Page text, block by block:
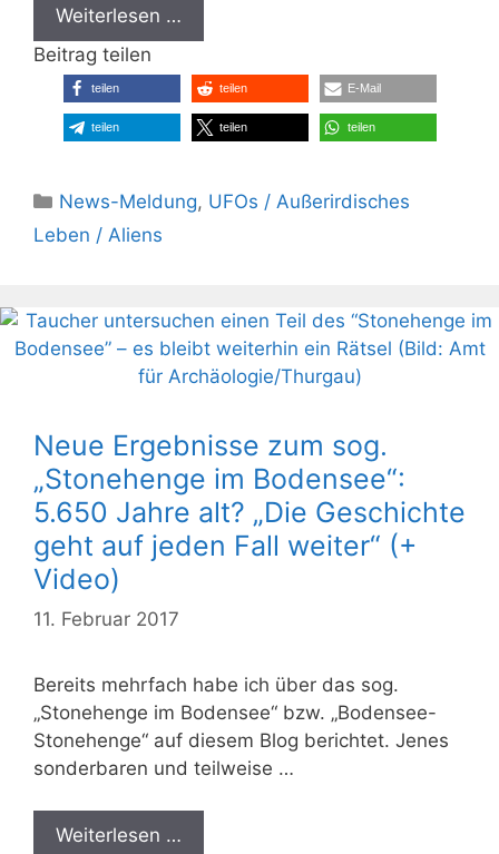
Weiterlesen …
Beitrag teilen
teilen teilen E-Mail
teilen teilen teilen
Kategorien
News-Meldung, UFOs / Außerirdisches
Leben / Aliens
Neue Ergebnisse zum sog.
„Stonehenge im Bodensee“:
5.650 Jahre alt? „Die Geschichte
geht auf jeden Fall weiter“ (+
Video)
11. Februar 2017
Bereits mehrfach habe ich über das sog.
„Stonehenge im Bodensee“ bzw. „Bodensee-
Stonehenge“ auf diesem Blog berichtet. Jenes
sonderbaren und teilweise …
Weiterlesen …